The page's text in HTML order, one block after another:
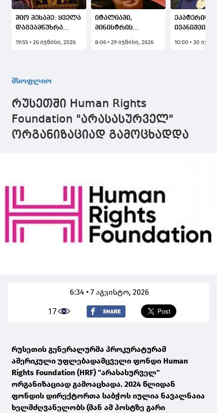
შიო მესამე: ყველა
დაგვამწუხრა
მომხდარმა
მეგობრის
გადასარჩენად
და იქცა ნამდვილი
ვაჟკაცობისა და
გმირობის ნიმუშად
19:55 • 26 ივნისი, 2026
იტალიაში,
მინისტრის
მეუღლე ტბაში
8:06 • 29 ივნისი, 2026
ეკატერინა
ივანიშვილი
10:00 • 30
მსოფლიო
რუსეთში Human Rights
Foundation "არასასურველ"
ორგანიზაციად გამოცხადდა
6:34 • 7 აგვისტო, 2026
17
რუსეთის გენერალურმა პროკურატურამ
ამერიკული უფლებადამცველი ფონდი Human
Rights Foundation (HRF) "არასასურველ"
ორგანიზაციად გამოაცხადა. 2024 წლიდან
ფონდის დირექტორთა საბჭოს იულია ნავალნაია
ხელმძღვანელობს (მან ამ პოსტზე გარი